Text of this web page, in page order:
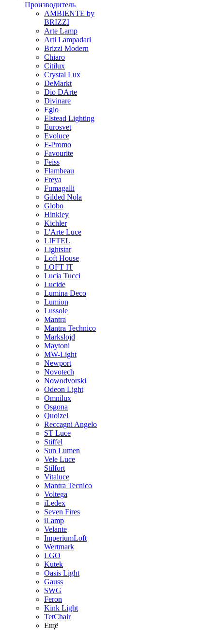
Производитель
AMBIENTE by
BRIZZI
Arte Lamp
Arti Lampadari
Brizzi Modern
Chiaro
Citilux
Crystal Lux
DeMarkt
Dio DArte
Divinare
Eglo
Elstead Lighting
Eurosvet
Evoluce
F-Promo
Favourite
Feiss
Flambeau
Freya
Fumagalli
Gilded Nola
Globo
Hinkley
Kichler
L'Arte Luce
LIFTEL
Lightstar
Loft House
LOFT IT
Lucia Tucci
Lucide
Lumina Deco
Lumion
Lussole
Mantra
Mantra Technico
Markslojd
Maytoni
MW-Light
Newport
Novotech
Nowodvorski
Odeon Light
Omnilux
Osgona
Quoizel
Reccagni Angelo
ST Luce
Stiffel
Sun Lumen
Vele Luce
Stilfort
Vitaluce
Mantra Tecnico
Voltega
iLedex
Seven Fires
iLamp
Velante
ImperiumLoft
Wertmark
LGO
Kutek
Oasis Light
Gauss
SWG
Feron
Kink Light
TetСhair
Ещё